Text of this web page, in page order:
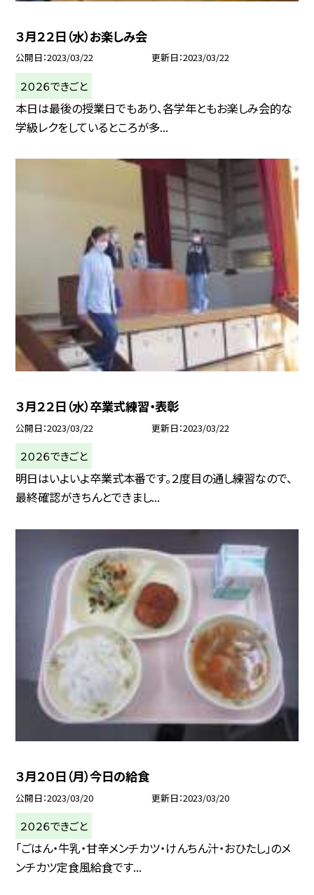
３月２２日（水）お楽しみ会
公開日 2023/03/22 更新日 2023/03/22
２０２６できごと
本日は最後の授業日でもあり、各学年ともお楽しみ会的な
学級レクをしているところが多...
３月２２日（水）卒業式練習・表彰
公開日 2023/03/22 更新日 2023/03/22
２０２６できごと
明日はいよいよ卒業式本番です。２度目の通し練習なので、
最終確認がきちんとできまし...
３月２０日（月）今日の給食
公開日 2023/03/20 更新日 2023/03/20
２０２６できごと
「ごはん・牛乳・甘辛メンチカツ・けんちん汁・おひたし」のメ
ンチカツ定食風給食です...